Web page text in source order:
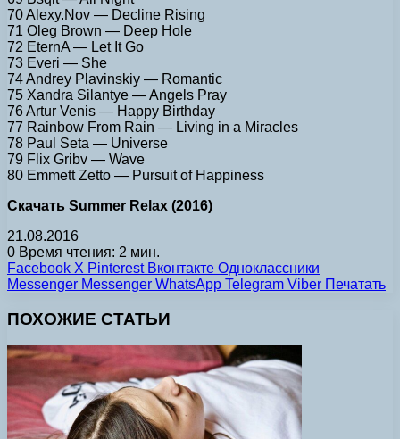
70 Alexy.Nov — Decline Rising
71 Oleg Brown — Deep Hole
72 EternA — Let It Go
73 Everi — She
74 Andrey Plavinskiy — Romantic
75 Xandra Silantye — Angels Pray
76 Artur Venis — Happy Birthday
77 Rainbow From Rain — Living in a Miracles
78 Paul Seta — Universe
79 Flix Gribv — Wave
80 Emmett Zetto — Pursuit of Happiness
Скачать Summer Relax (2016)
21.08.2016
0 Время чтения: 2 мин.
Facebook X Pinterest Вконтакте Одноклассники
Messenger Messenger WhatsApp Telegram Viber Печатать
ПОХОЖИЕ СТАТЬИ